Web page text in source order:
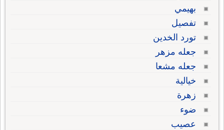
بهيمي
تفصيل
تورد الخدين
جعله مزهر
جعله مشعا
خيالية
زهرة
ضوء
عصيب